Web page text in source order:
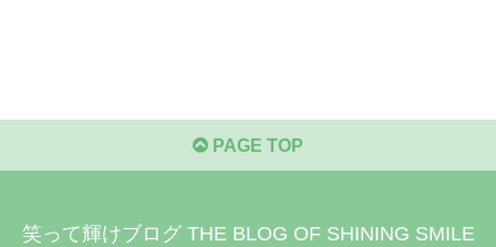
PAGE TOP
笑って輝けブログ THE BLOG OF SHINING SMILE